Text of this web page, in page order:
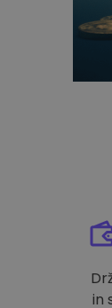
in